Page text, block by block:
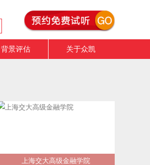
背景评估 关于众凯
上海交大高级金融学院